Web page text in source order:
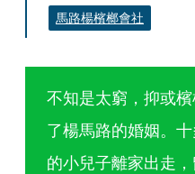
馬路楊檳榔會社
不知是太窮，抑或
了楊馬路的婚姻。
的小兒子離家出走